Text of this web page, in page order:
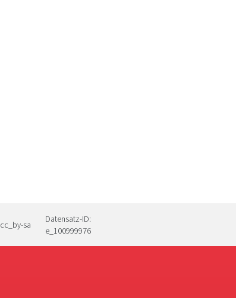
cc_by-sa
Datensatz-ID:
e_100999976